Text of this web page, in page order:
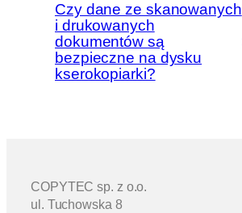
Czy dane ze skanowanych
i drukowanych
dokumentów są
bezpieczne na dysku
kserokopiarki?
COPYTEC sp. z o.o.
ul. Tuchowska 8